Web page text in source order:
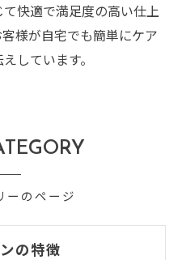
快適で満足度の高い仕上
様が自宅でも簡単にケア
しています。
ーのページ
の特徴